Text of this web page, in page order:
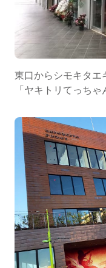
東口からシモキタエ
「ヤキトリてっちゃ